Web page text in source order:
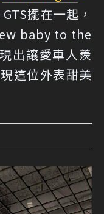
擺在一起，
baby to the
出讓愛車人羨
這位外表甜美